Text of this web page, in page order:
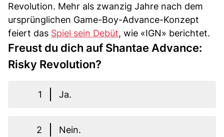
Revolution. Mehr als zwanzig Jahre nach dem
ursprünglichen Game-Boy-Advance-Konzept
feiert das Spiel sein Debüt, wie «IGN» berichtet.
Freust du dich auf Shantae Advance:
Risky Revolution?
1 Ja.
2
Nein.